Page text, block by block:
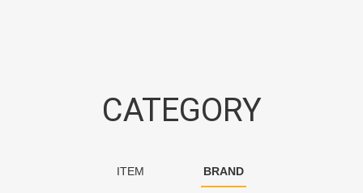
CATEGORY
ITEM BRAND